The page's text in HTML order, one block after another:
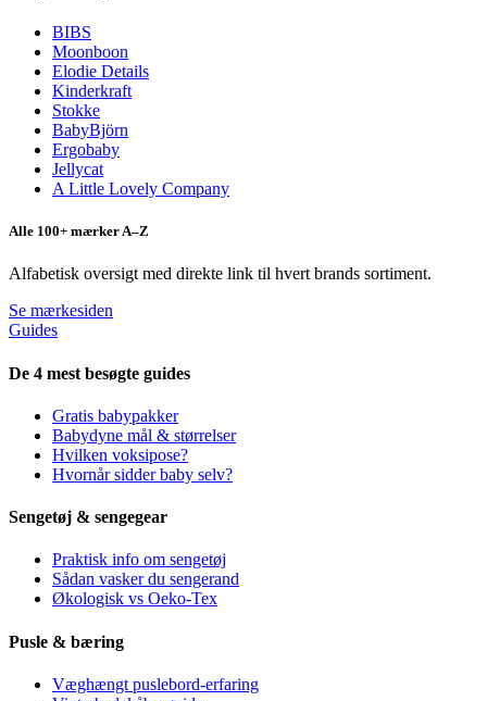
BIBS
Moonboon
Elodie Details
Kinderkraft
Stokke
BabyBjörn
Ergobaby
Jellycat
A Little Lovely Company
Alle 100+ mærker A–Z
Alfabetisk oversigt med direkte link til hvert brands sortiment.
Se mærkesiden
Guides
De 4 mest besøgte guides
Gratis babypakker
Babydyne mål & størrelser
Hvilken voksipose?
Hvornår sidder baby selv?
Sengetøj & sengegear
Praktisk info om sengetøj
Sådan vasker du sengerand
Økologisk vs Oeko-Tex
Pusle & bæring
Væghængt puslebord-erfaring